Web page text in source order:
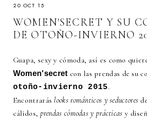
20 OCT 15
WOMEN'SECRET Y SU
DE OTOÑO-INVIERNO
Guapa, sexy y cómoda, así es como
Women'secretcon las prendas de su
otoño-invierno 2015.
Encontrarás looks románticos y seductores
cálidos, prendas cómodas y prácticas y